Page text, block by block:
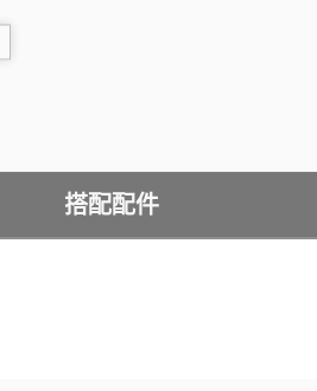
搭配配件